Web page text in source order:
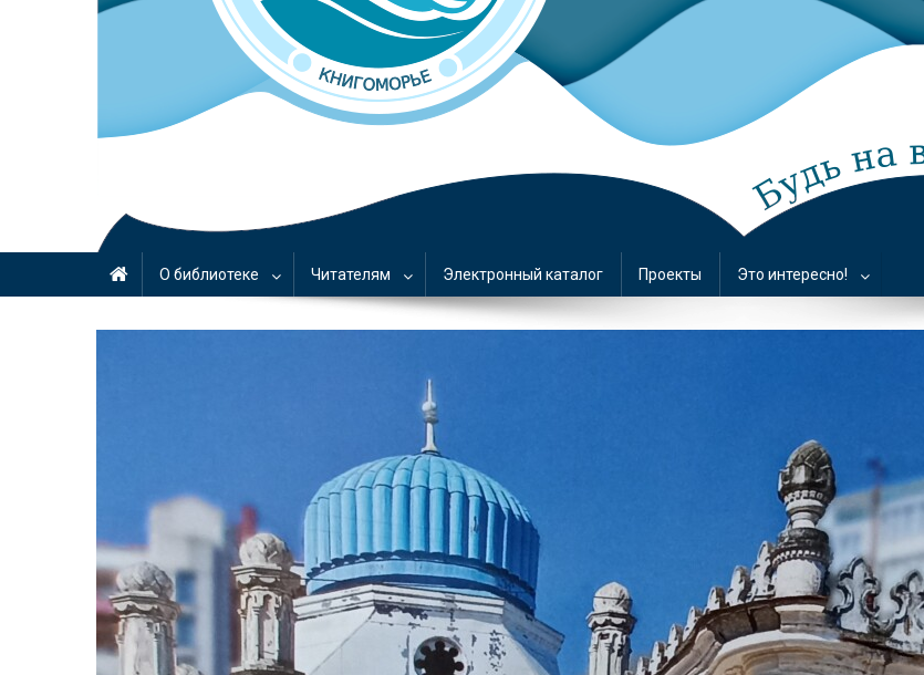
О библиотеке Читателям Электронный каталог Проекты Это интересно!